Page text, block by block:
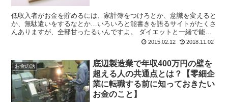
低収入者がお金を貯めるには、家計簿をつけろとか、意識を変えると
か、無駄遣いをするなとか…いろいろと能書きを語るサイトがたくさ
んありますが、全部甘ったるいんですよ。 ダイエットと一緒で能書
きなんかでお金は貯まりません。実行あるのみです。...
2015.02.12 2018.11.02
お金の話
底辺製造業で年収400万円の壁を
超える人の共通点とは？【零細企
業に転職する前に知っておきたい
お金のこと】